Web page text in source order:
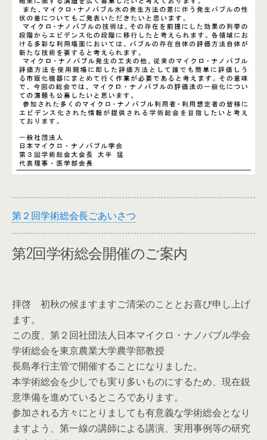
第２回学術総会長ごあいさつ
第2回学術総会開催のご案内
拝啓 初秋の候ますますご清栄のこととお喜び申し上げ
ます。
この度、第２回社団法人日本マイクロ・ナノバブル学会
学術総会を東京農業大学農学部教授
長島孝行主管で開催することになりました。
本学術総会を少しでも実り多いものにするため、現在鋭
意準備を進めているところであります。
参加される方々にとりましても有意義な学術総会となり
ますよう、第一線の講師による講演、実用事例等の研究